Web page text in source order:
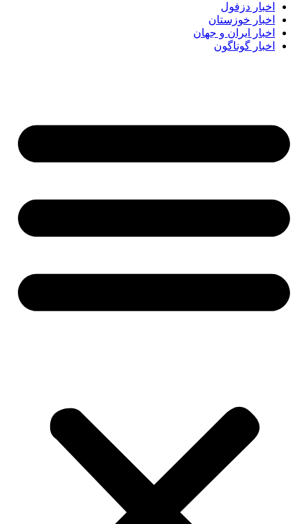
اخبار دزفول
اخبار خوزستان
اخبار ایران و جهان
اخبار گوناگون